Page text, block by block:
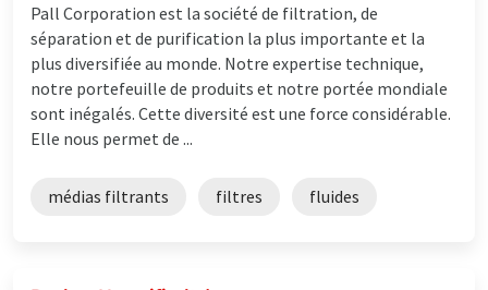
Pall Corporation est la société de filtration, de
séparation et de purification la plus importante et la
plus diversifiée au monde. Notre expertise technique,
notre portefeuille de produits et notre portée mondiale
sont inégalés. Cette diversité est une force considérable.
Elle nous permet de ...
médias filtrants filtres fluides